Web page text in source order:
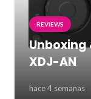
REVIEWS
Unboxing
XDJ-AN
hace 4 semanas